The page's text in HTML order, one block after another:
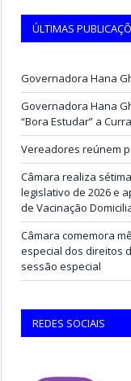
ÚLTIMAS
Governadora Hana
Governadora Hana
“Bora Estudar” a
Vereadores reúnem
Câmara realiza
legislativo de 2026 e
de Vacinação
Câmara comemora
especial dos direitos
sessão especial
REDES SOCIAIS